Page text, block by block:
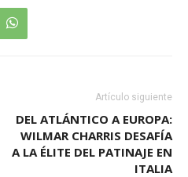
Artículo siguiente
DEL ATLÁNTICO A EUROPA:
WILMAR CHARRIS DESAFÍA
A LA ÉLITE DEL PATINAJE EN
ITALIA